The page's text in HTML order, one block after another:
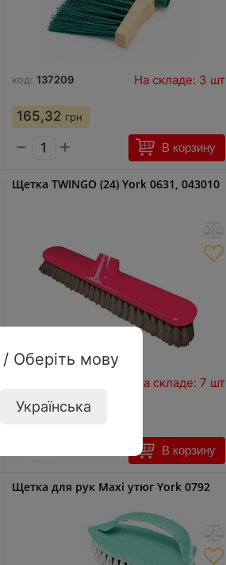
Оберіть мову
Українська
код: 137209 На складе: 3 шт
165,32 грн
− + В корзину
Щетка TWINGO (24) York 0631, 043010
На складе: 7 шт
108,87
В корзину
Щетка для рук Maxi утюг York 0792